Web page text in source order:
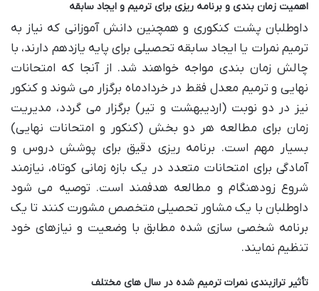
اهمیت زمان بندی و برنامه ریزی برای ترمیم و ایجاد سابقه
داوطلبان پشت کنکوری و همچنین دانش آموزانی که نیاز به
ترمیم نمرات یا ایجاد سابقه تحصیلی برای پایه یازدهم دارند، با
چالش زمان بندی مواجه خواهند شد. از آنجا که امتحانات
نهایی و ترمیم معدل فقط در خردادماه برگزار می شوند و کنکور
نیز در دو نوبت (اردیبهشت و تیر) برگزار می گردد، مدیریت
زمان برای مطالعه هر دو بخش (کنکور و امتحانات نهایی)
بسیار مهم است. برنامه ریزی دقیق برای پوشش دروس و
آمادگی برای امتحانات متعدد در یک بازه زمانی کوتاه، نیازمند
شروع زودهنگام و مطالعه هدفمند است. توصیه می شود
داوطلبان با یک مشاور تحصیلی متخصص مشورت کنند تا یک
برنامه شخصی سازی شده مطابق با وضعیت و نیازهای خود
تنظیم نمایند.
تأثیر ترازبندی نمرات ترمیم شده در سال های مختلف